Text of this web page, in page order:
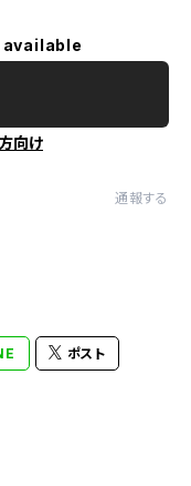
向け
通報する
ポスト